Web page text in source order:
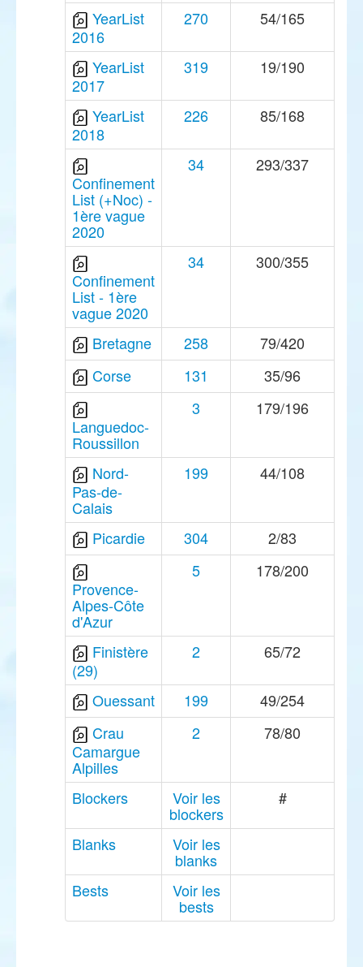
YearList
2016
270 54/165
YearList
2017
319 19/190
YearList
2018
226 85/168
Confinement
List (+Noc) -
1ère vague
2020
34 293/337
Confinement
List - 1ère
vague 2020
34 300/355
Bretagne 258
79/420
Corse
131 35/96
Languedoc-
Roussillon
3 179/196
Nord-
Pas-de-
Calais
199 44/108
Picardie 304 2/83
Provence-
Alpes-Côte
d'Azur
5 178/200
Finistère
(29)
2 65/72
Ouessant 199
49/254
Crau
Camargue
Alpilles
2 78/80
Blockers Voir les
blockers
#
Blanks Voir les
blanks
Bests
Voir les
bests